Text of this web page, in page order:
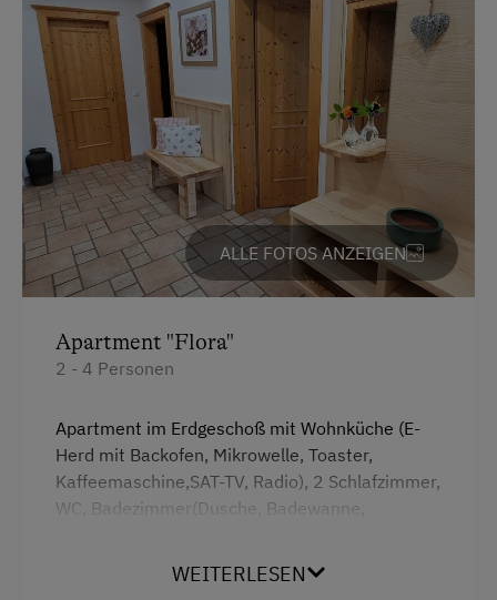
Geschirr vorhanden
Geschirrspüler
Gästeküche
Kaffeemaschine
Mikrowelle
Terrasse
Waschmaschine
Internet
Kostenloses Internet
Freizeitaktivitäten am Betrieb und in der
Umgebung
Almausflüge
ALLE FOTOS ANZEIGEN
Apartment "Flora"
2 - 4 Personen
Apartment im Erdgeschoß mit Wohnküche (E-
Herd mit Backofen, Mikrowelle, Toaster,
Kaffeemaschine,SAT-TV, Radio), 2 Schlafzimmer,
WC, Badezimmer(Dusche, Badewanne,
WEITERLESEN